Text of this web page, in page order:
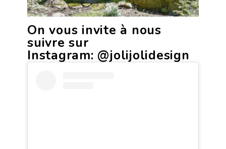
On vous invite à nous
suivre sur
Instagram: @jolijolidesign